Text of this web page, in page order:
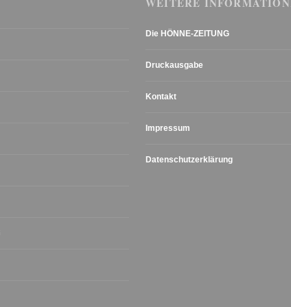
Die HÖNNE-ZEITUNG
Druckausgabe
Kontakt
Impressum
Datenschutzerklärung